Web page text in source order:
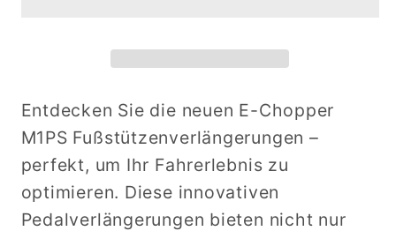
Entdecken Sie die neuen E-Chopper
M1PS Fußstützenverlängerungen –
perfekt, um Ihr Fahrerlebnis zu
optimieren. Diese innovativen
Pedalverlängerungen bieten nicht nur